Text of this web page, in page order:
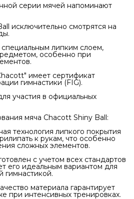
серии мячей напоминают
исключительно смотрятся на
липким слоем,
особенно при
имеет сертификат
гимнастики (FIG).
участия в официальных
мяча Chacott Shiny Ball:
технология липкого покрытия
к рукам, что особенно
сложных элементов.
с учетом всех стандартов
его идеальным вариантом для
гимнастикой.
материала гарантирует
при интенсивных тренировках.